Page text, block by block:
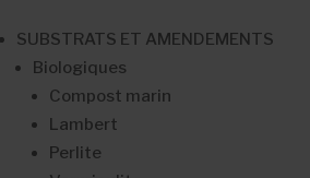
SUBSTRATS ET AMENDEMENTS
Biologiques
Compost marin
Lambert
Perlite